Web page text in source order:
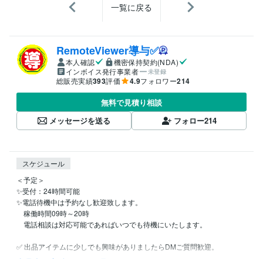
一覧に戻る
RemoteViewer導与✅
本人確認
機密保持契約(NDA)
インボイス発行事業者
未登録
総販売実績393評価 4.9フォロワー214
無料で見積り相談
メッセージを送る
フォロー214
スケジュール
＜予定＞
✨受付：24時間可能
✨電話待機中は予約なし歓迎致します。
稼働時間09時～20時
電話相談は対応可能であればいつでも待機にいたします。
✅ 出品アイテムに少しでも興味がありましたらDMご質問歓迎。